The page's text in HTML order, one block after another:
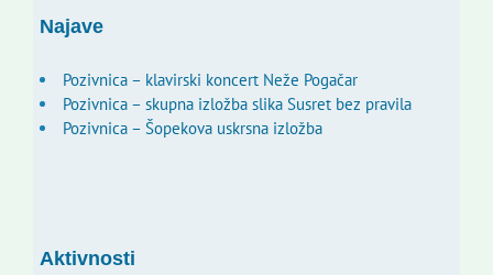
Najave
Pozivnica – klavirski koncert Neže Pogačar
Pozivnica – skupna izložba slika Susret bez pravila
Pozivnica – Šopekova uskrsna izložba
Aktivnosti